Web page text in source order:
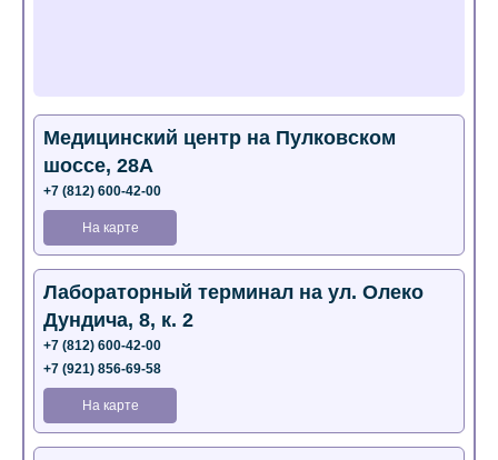
Медицинский центр на Пулковском
шоссе, 28А
+7 (812) 600-42-00
На карте
Лабораторный терминал на ул. Олеко
Дундича, 8, к. 2
+7 (812) 600-42-00
+7 (921) 856-69-58
На карте